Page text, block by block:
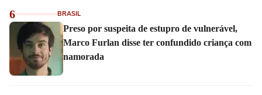
6 BRASIL
Preso por suspeita de estupro de vulnerável,
Marco Furlan disse ter confundido criança com
namorada